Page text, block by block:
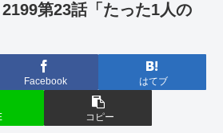
第23話「たった1人の
Facebook はてブ
コピー